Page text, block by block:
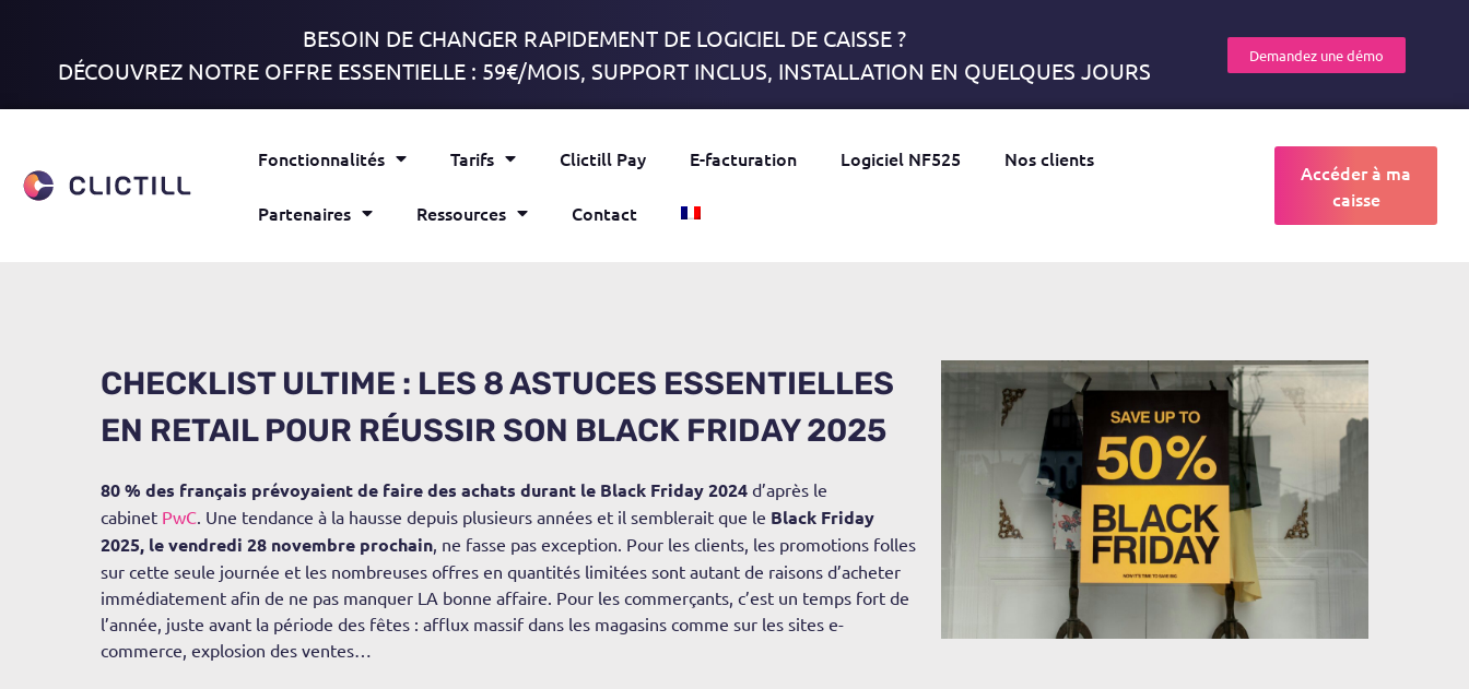
BESOIN DE CHANGER RAPIDEMENT DE LOGICIEL DE CAISSE ?
DÉCOUVREZ NOTRE OFFRE ESSENTIELLE : 59€/MOIS, SUPPORT INCLUS, INSTALLATION EN QUELQUES JOURS
Demandez une démo
Fonctionnalités Tarifs Clictill Pay E-facturation Logiciel NF525 Nos clients
Partenaires Ressources Contact
Accéder à ma
caisse
CHECKLIST ULTIME : LES 8 ASTUCES ESSENTIELLES
EN RETAIL POUR RÉUSSIR SON BLACK FRIDAY 2025
80 % des français prévoyaient de faire des achats durant le Black Friday 2024 d’après le
cabinet PwC. Une tendance à la hausse depuis plusieurs années et il semblerait que le Black Friday
2025, le vendredi 28 novembre prochain, ne fasse pas exception. Pour les clients, les promotions folles
sur cette seule journée et les nombreuses offres en quantités limitées sont autant de raisons d’acheter
immédiatement afin de ne pas manquer LA bonne affaire. Pour les commerçants, c’est un temps fort de
l’année, juste avant la période des fêtes : afflux massif dans les magasins comme sur les sites e-
commerce, explosion des ventes…